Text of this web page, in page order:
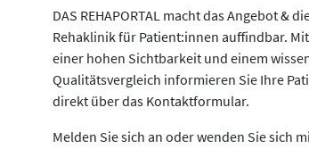
DAS REHAPORTAL macht das Angebot &
Rehaklinik für Patient:innen auffindbar.
einer hohen Sichtbarkeit und einem
Qualitätsvergleich informieren Sie Ihre
direkt über das Kontaktformular.
Melden Sie sich an oder wenden Sie sich